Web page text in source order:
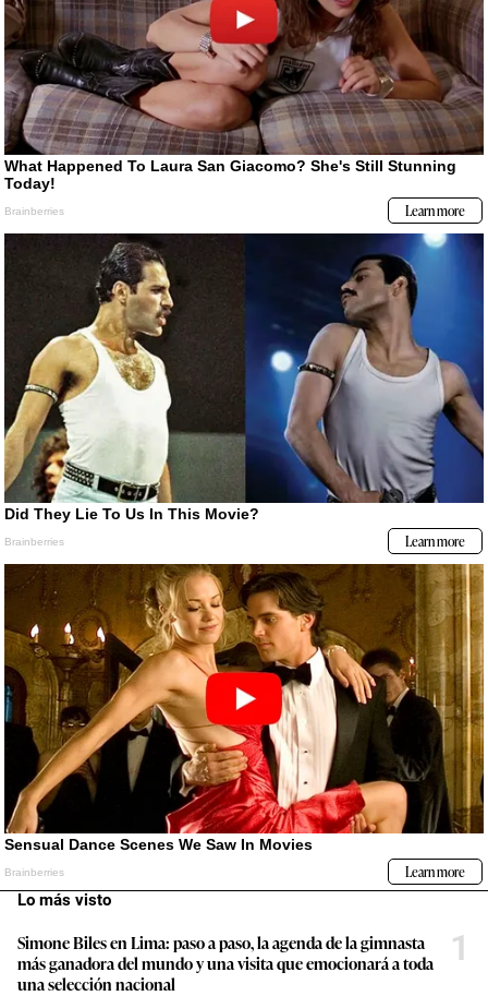
Lo más visto
Simone Biles en Lima: paso a paso, la agenda de la gimnasta
más ganadora del mundo y una visita que emocionará a toda
una selección nacional
1